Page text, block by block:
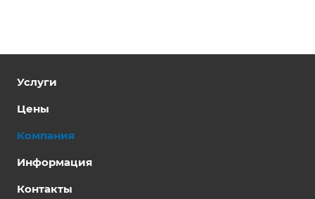
Услуги
Цены
Компания
Информация
Контакты